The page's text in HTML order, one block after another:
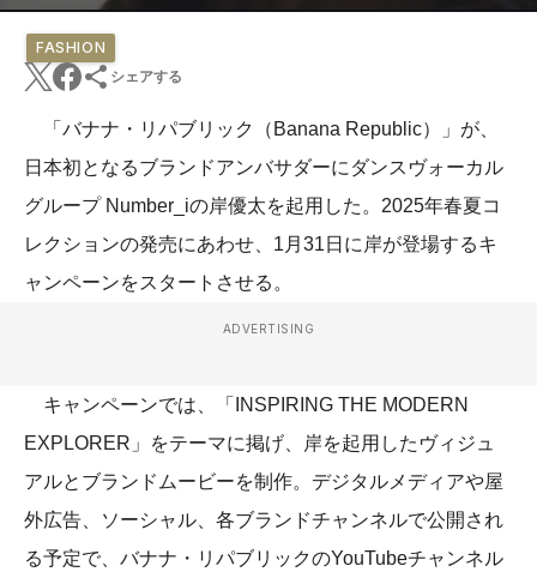
FASHION
シェアする
「バナナ・リパブリック（Banana Republic）」が、
日本初となるブランドアンバサダーにダンスヴォーカル
グループ Number_iの岸優太を起用した。2025年春夏コ
レクションの発売にあわせ、1月31日に岸が登場するキ
ャンペーンをスタートさせる。
ADVERTISING
キャンペーンでは、「INSPIRING THE MODERN
EXPLORER」をテーマに掲げ、岸を起用したヴィジュ
アルとブランドムービーを制作。デジタルメディアや屋
外広告、ソーシャル、各ブランドチャンネルで公開され
る予定で、バナナ・リパブリックのYouTubeチャンネル